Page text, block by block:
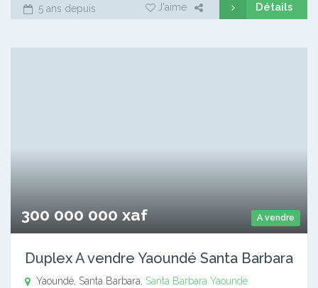
5 ans depuis J'aime Détails
A vendre
300 000 000 xaf
Duplex A vendre Yaoundé Santa Barbara
Yaoundé, Santa Barbara, Santa Barbara Yaoundé